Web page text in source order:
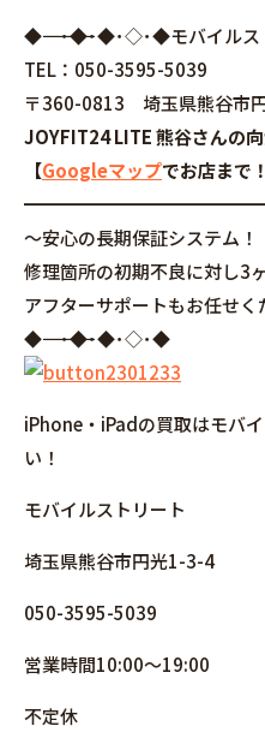
◆――――――――――――――――･◆･◆･◇･◆モバイ
TEL：050-3595-5039
〒360-0813 埼玉県熊谷市
JOYFIT24 LITE 熊谷さんの
【Googleマップでお店まで！
～安心の長期保証システム！
修理箇所の初期不良に対し3
アフターサポートもお任せく
◆――――――――――――――――･◆･◆･◇･◆
iPhone・iPadの買取はモバ
い！
モバイルストリート
埼玉県熊谷市円光1-3-4
050-3595-5039
営業時間10:00～19:00
不定休